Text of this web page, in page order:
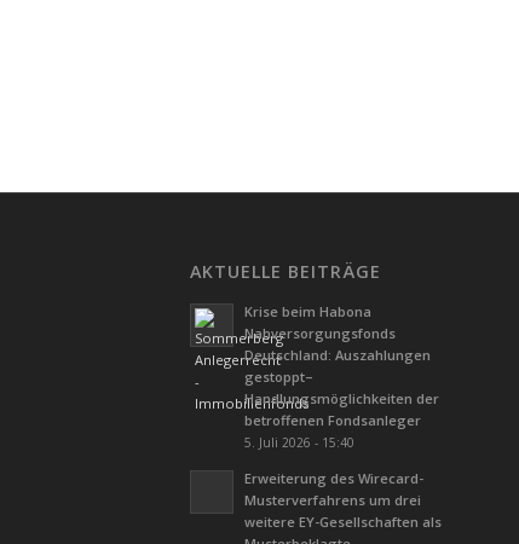
AKTUELLE BEITRÄGE
Krise beim Habona
Nahversorgungsfonds
Deutschland: Auszahlungen
gestoppt–
Handlungsmöglichkeiten der
betroffenen Fondsanleger
5. Juli 2026 - 15:40
Erweiterung des Wirecard-
Musterverfahrens um drei
weitere EY-Gesellschaften als